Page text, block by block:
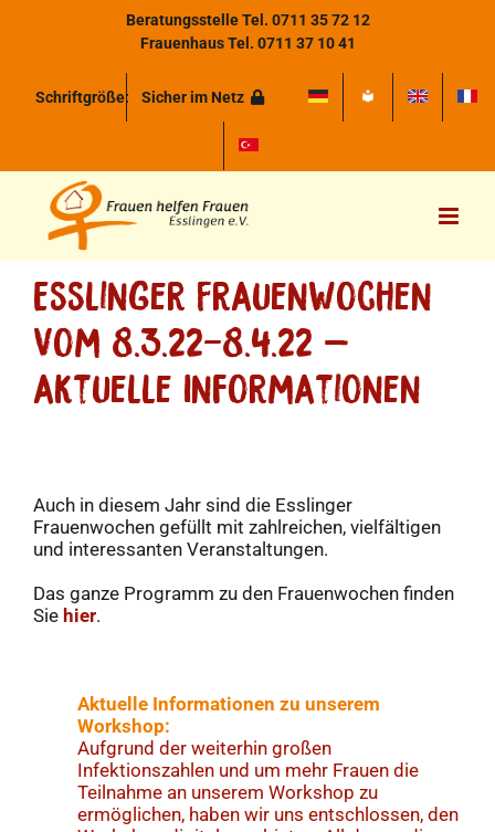
Beratungsstelle Tel. 0711 35 72 12
Frauenhaus Tel. 0711 37 10 41
Schriftgröße: Sicher im Netz
Esslinger Frauenwochen
vom 8.3.22-8.4.22 –
aktuelle Informationen
Auch in diesem Jahr sind die Esslinger
Frauenwochen gefüllt mit zahlreichen, vielfältigen
und interessanten Veranstaltungen.
Das ganze Programm zu den Frauenwochen finden
Sie hier.
Aktuelle Informationen zu unserem
Workshop:
Aufgrund der weiterhin großen
Infektionszahlen und um mehr Frauen die
Teilnahme an unserem Workshop zu
ermöglichen, haben wir uns entschlossen, den